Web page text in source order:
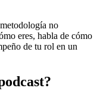
no
eres, habla de cómo
de tu rol en un